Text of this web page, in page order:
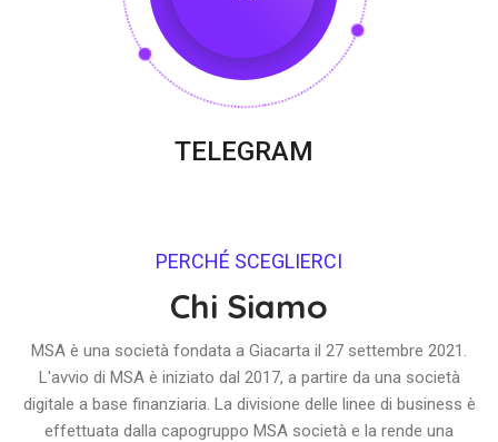
TELEGRAM
PERCHÉ SCEGLIERCI
Chi Siamo
MSA è una società fondata a Giacarta il 27 settembre 2021.
L'avvio di MSA è iniziato dal 2017, a partire da una società
digitale a base finanziaria. La divisione delle linee di business è
effettuata dalla capogruppo MSA società e la rende una